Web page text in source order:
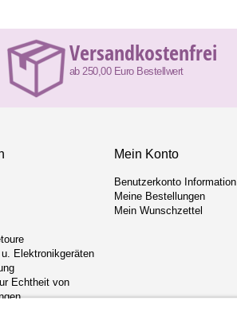
Versandkostenfrei
ab 250,00 Euro Bestellwert
Elektronikgeräten
Echtheit von
Mein Konto
Benutzerkonto Information
Meine Bestellungen
Mein Wunschzettel